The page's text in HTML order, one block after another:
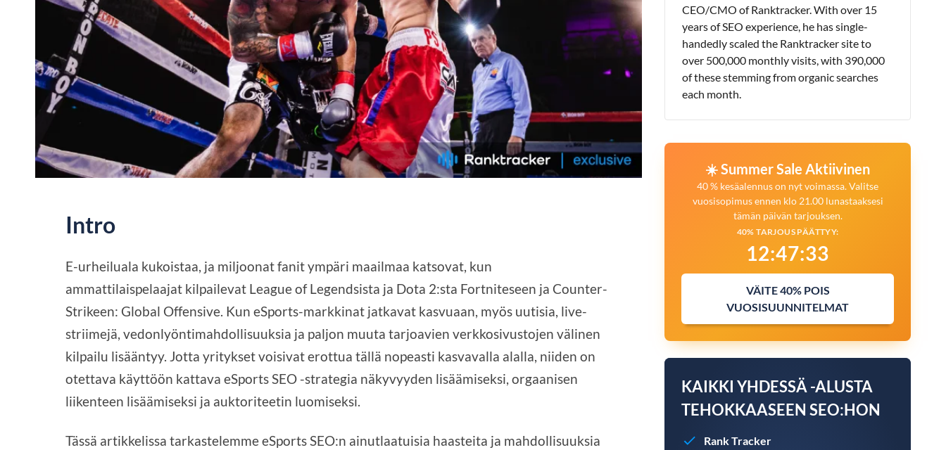
Intro
E-urheiluala kukoistaa, ja miljoonat fanit ympäri maailmaa katsovat, kun
ammattilaispelaajat kilpailevat League of Legendsista ja Dota 2:sta Fortniteseen ja Counter-
Strikeen: Global Offensive. Kun eSports-markkinat jatkavat kasvuaan, myös uutisia, live-
striimejä, vedonlyöntimahdollisuuksia ja paljon muuta tarjoavien verkkosivustojen välinen
kilpailu lisääntyy. Jotta yritykset voisivat erottua tällä nopeasti kasvavalla alalla, niiden on
otettava käyttöön kattava eSports SEO -strategia näkyvyyden lisäämiseksi, orgaanisen
liikenteen lisäämiseksi ja auktoriteetin luomiseksi.
Tässä artikkelissa tarkastelemme eSports SEO:n ainutlaatuisia haasteita ja mahdollisuuksia
CEO/CMO of Ranktracker. With over 15
years of SEO experience, he has single-
handedly scaled the Ranktracker site to
over 500,000 monthly visits, with 390,000
of these stemming from organic searches
each month.
☀️ Summer Sale Aktiivinen
40 % kesäalennus on nyt voimassa. Valitse
vuosisopimus ennen klo 21.00 lunastaaksesi
tämän päivän tarjouksen.
40% TARJOUS PÄÄTTYY:
12:47:32
VÄITE 40% POIS
VUOSISUUNNITELMAT
KAIKKI YHDESSÄ -ALUSTA
TEHOKKAASEEN SEO:HON
Rank Tracker